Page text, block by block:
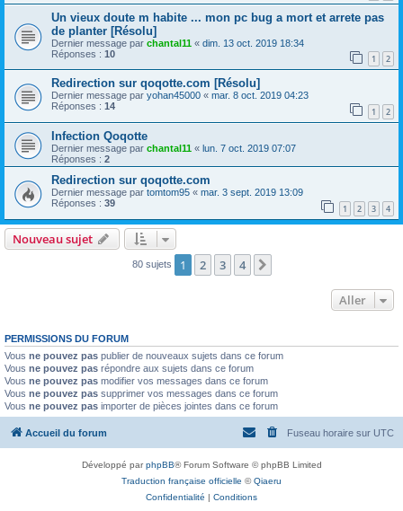
Un vieux doute m habite ... mon pc bug a mort et arrete pas
de planter [Résolu]
Dernier message par chantal11 « dim. 13 oct. 2019 18:34
Réponses : 10 1 2
Redirection sur qoqotte.com [Résolu]
Dernier message par yohan45000 « mar. 8 oct. 2019 04:23
Réponses : 14 1 2
Infection Qoqotte
Dernier message par chantal11 « lun. 7 oct. 2019 07:07
Réponses : 2
Redirection sur qoqotte.com
Dernier message par tomtom95 « mar. 3 sept. 2019 13:09
Réponses : 39 1 2 3 4
Nouveau sujet
80 sujets 1 2 3 4
Aller
PERMISSIONS DU FORUM
Vous ne pouvez pas publier de nouveaux sujets dans ce forum
Vous ne pouvez pas répondre aux sujets dans ce forum
Vous ne pouvez pas modifier vos messages dans ce forum
Vous ne pouvez pas supprimer vos messages dans ce forum
Vous ne pouvez pas importer de pièces jointes dans ce forum
Accueil du forum Fuseau horaire sur UTC
Développé parphpBB® Forum Software © phpBB Limited
Traduction française officielle ©Qiaeru
Confidentialité | Conditions